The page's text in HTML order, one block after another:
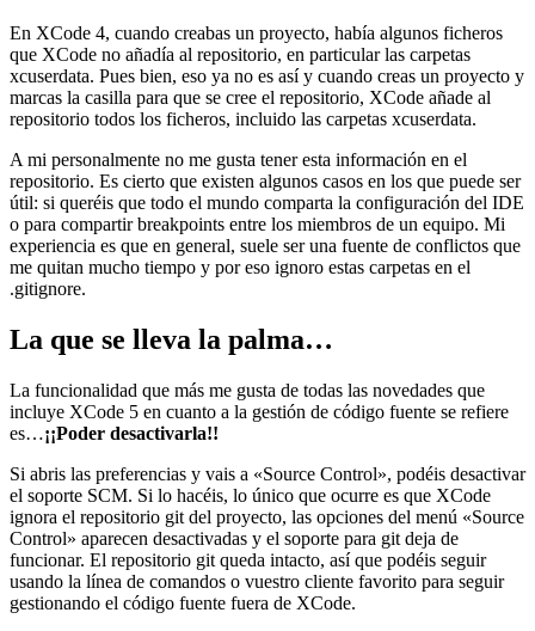
En XCode 4, cuando creabas un proyecto, había algunos ficheros
que XCode no añadía al repositorio, en particular las carpetas
xcuserdata. Pues bien, eso ya no es así y cuando creas un proyecto y
marcas la casilla para que se cree el repositorio, XCode añade al
repositorio todos los ficheros, incluido las carpetas xcuserdata.
A mi personalmente no me gusta tener esta información en el
repositorio. Es cierto que existen algunos casos en los que puede ser
útil: si queréis que todo el mundo comparta la configuración del IDE
o para compartir breakpoints entre los miembros de un equipo. Mi
experiencia es que en general, suele ser una fuente de conflictos que
me quitan mucho tiempo y por eso ignoro estas carpetas en el
.gitignore.
La que se lleva la palma…
La funcionalidad que más me gusta de todas las novedades que
incluye XCode 5 en cuanto a la gestión de código fuente se refiere
es…¡¡Poder desactivarla!!
Si abris las preferencias y vais a «Source Control», podéis desactivar
el soporte SCM. Si lo hacéis, lo único que ocurre es que XCode
ignora el repositorio git del proyecto, las opciones del menú «Source
Control» aparecen desactivadas y el soporte para git deja de
funcionar. El repositorio git queda intacto, así que podéis seguir
usando la línea de comandos o vuestro cliente favorito para seguir
gestionando el código fuente fuera de XCode.